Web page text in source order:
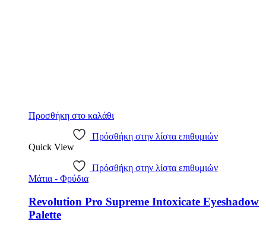
Προσθήκη στο καλάθι
Πρόσθήκη στην λίστα επιθυμιών
Quick View
Πρόσθήκη στην λίστα επιθυμιών
Μάτια - Φρύδια
Revolution Pro Supreme Intoxicate Eyeshadow
Palette